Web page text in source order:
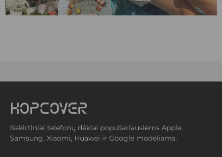
Išskirtiniai telefonų dėklai populiariausiems Apple,
Samsung, Xiaomi, Huawei ir Google modeliams.